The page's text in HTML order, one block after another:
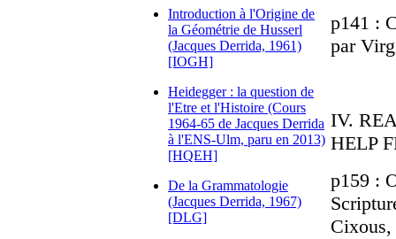
Introduction à l'Origine de
la Géométrie de Husserl
(Jacques Derrida, 1961)
[IOGH]
Heidegger : la question de
l'Etre et l'Histoire (Cours
1964-65 de Jacques Derrida
à l'ENS-Ulm, paru en 2013)
[HQEH]
De la Grammatologie
(Jacques Derrida, 1967)
[DLG]
p141 :
par
IV.
HELP
p159 :
Cixous,